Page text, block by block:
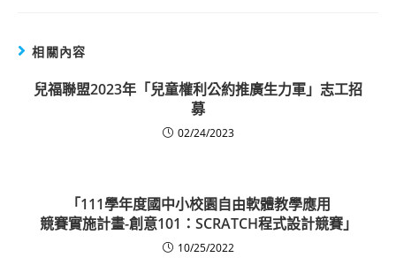
相關內容
兒福聯盟2023年「兒童權利公約推廣生力軍」志工招
募
02/24/2023
「111學年度國中小校園自由軟體教學應用
競賽實施計畫-創意101：SCRATCH程式設計競賽」
10/25/2022